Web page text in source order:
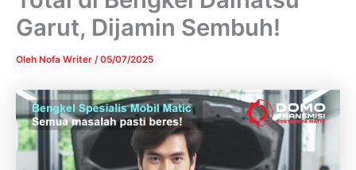
Garut, Dijamin Sembuh!
Oleh Nofa Writer /05/07/2025